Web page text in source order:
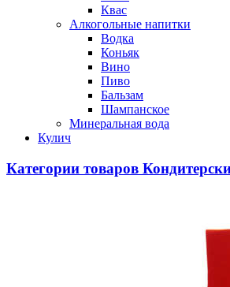
Квас
Алкогольные напитки
Водка
Коньяк
Вино
Пиво
Бальзам
Шампанское
Минеральная вода
Кулич
Категории товаров